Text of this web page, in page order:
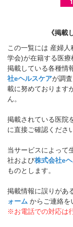
《掲載
この一覧には 産婦
学会)が在籍する医療
掲載している各種情
社eヘルスケアが調
載に努めております
ん。
掲載されている医院
に直接ご確認くださ
当サービスによって
社および株式会社e
ものとします。
掲載情報に誤りがあ
ォーム からご連絡を
※お電話での対応は